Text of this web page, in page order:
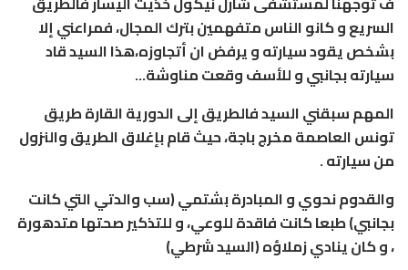
السريع و كانو الناس متفهمين بترك المجال، فمراعني إلا
بشخص يقود سيارته و يرفض ان أتجاوزه،هذا السيد قاد
سيارته بجانبي و للأسف وقعت مناوشة…
المهم سبقني السيد فالطريق إلى الدورية القارة طريق
تونس العاصمة مخرج باجة، حيث قام بإغلاق الطريق والنزول
من سيارته .
والقدوم نحوي و المبادرة بشتمي (سب والدتي التي كانت
بجانبي) طبعا كانت فاقدة للوعي، و للتذكير صحتها متدهورة
، و كان ينادي زملاؤه (السيد شرطي)